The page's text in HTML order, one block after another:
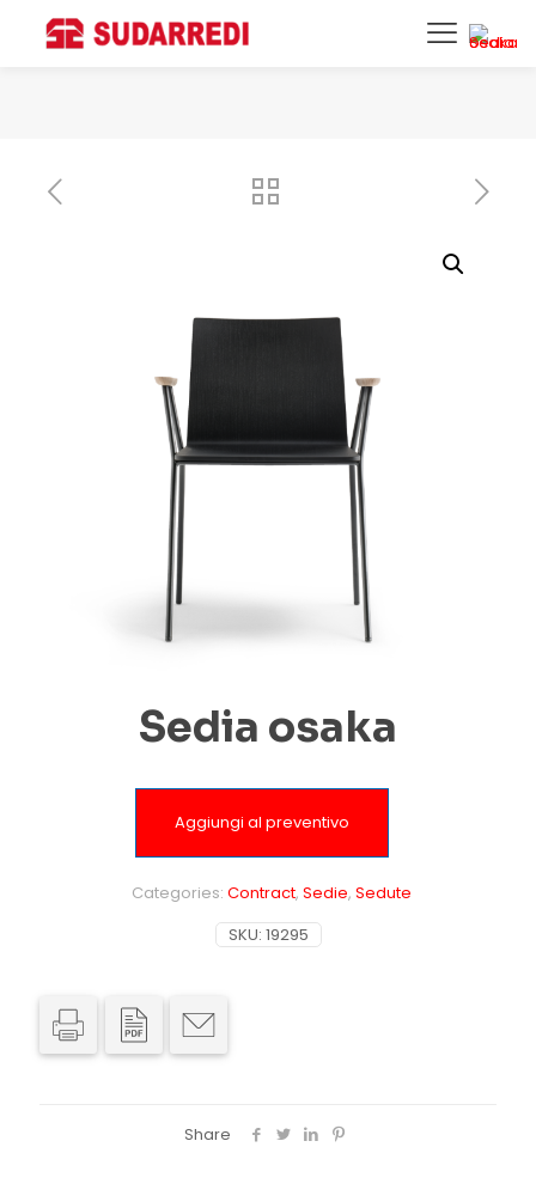
Sedia osaka
Aggiungi al preventivo
SKU: 19295
Categories: Contract, Sedie, Sedute
Share